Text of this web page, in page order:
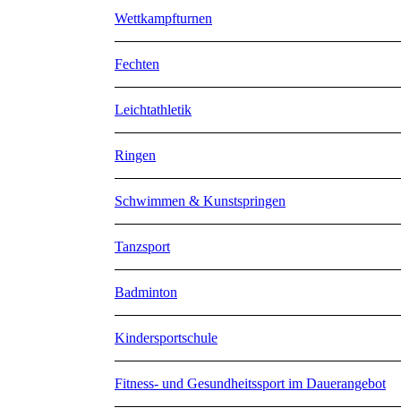
Wettkampfturnen
Fechten
Leichtathletik
Ringen
Schwimmen & Kunstspringen
Tanzsport
Badminton
Kindersportschule
Fitness- und Gesundheitssport im Dauerangebot